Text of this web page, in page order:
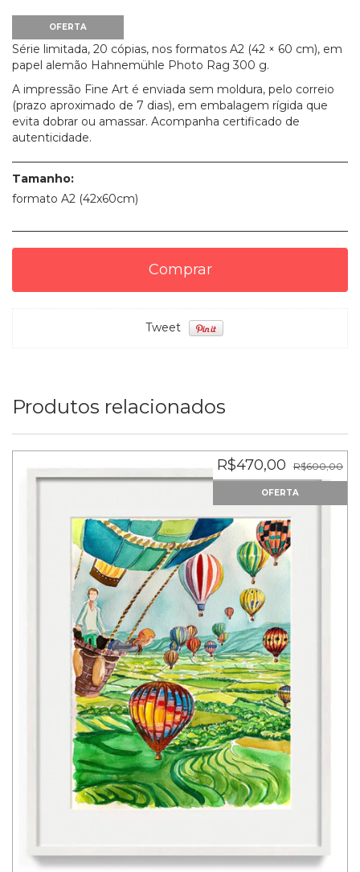
OFERTA
Série limitada, 20 cópias, nos formatos A2 (42 × 60 cm), em
papel alemão Hahnemühle Photo Rag 300 g.
A impressão Fine Art é enviada sem moldura, pelo correio
(prazo aproximado de 7 dias), em embalagem rígida que
evita dobrar ou amassar. Acompanha certificado de
autenticidade.
Tamanho:
formato A2 (42x60cm)
Tweet
Produtos relacionados
R$470,00 R$600,00
OFERTA